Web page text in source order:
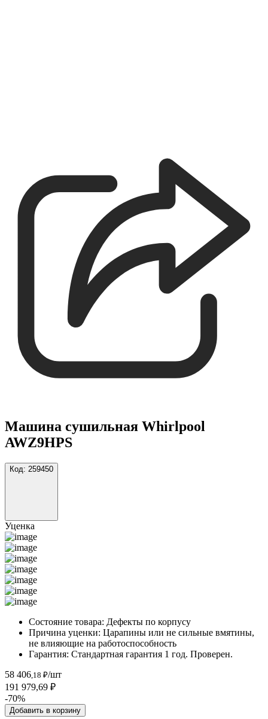
Машина сушильная Whirlpool
AWZ9HPS
Код: 259450
Уценка
Состояние товара: Дефекты по корпусу
Причина уценки: Царапины или не сильные вмятины,
не влияющие на работоспособность
Гарантия: Стандартная гарантия 1 год. Проверен.
58 406 ,18 ₽/шт
191 979,69 ₽
-70%
Добавить в корзину